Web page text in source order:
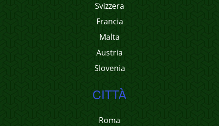
Svizzera
Francia
Malta
Austria
Slovenia
CITTÀ
Roma